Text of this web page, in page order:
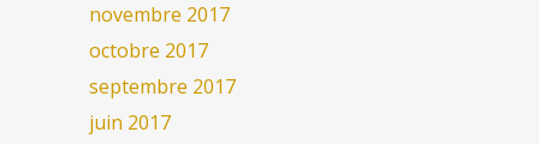
novembre 2017
octobre 2017
septembre 2017
juin 2017